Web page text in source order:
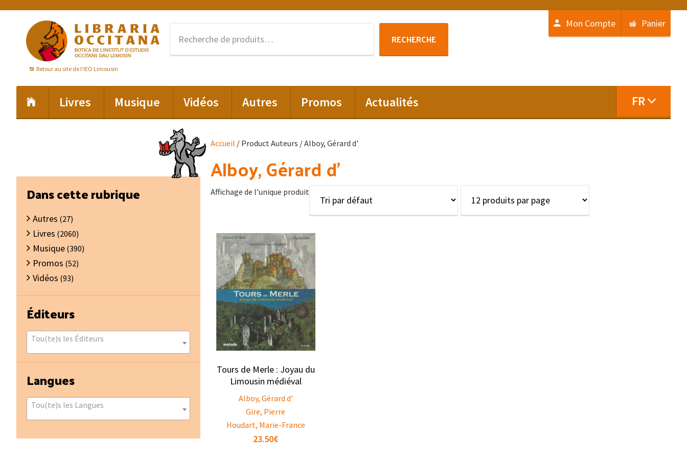
navigation
principale
contenu
principal
Retour au site de l'IEO Limousin
RECHERCHE
Mon Compte Panier
Livres Musique Vidéos Autres Promos Actualités FR
Accueil / Product Auteurs / Alboy, Gérard d'
Alboy, Gérard d'
Affichage de l’unique produit
Tours de Merle : Joyau du
Limousin médiéval
Alboy, Gérard d'
Gire, Pierre
Houdart, Marie-France
23.50€
Barre
latérale
principale
Dans cette rubrique
Autres (27)
Livres (2060)
Musique (390)
Promos (52)
Vidéos (93)
Éditeurs
Tou(te)s les Éditeurs
Langues
Tou(te)s les Langues